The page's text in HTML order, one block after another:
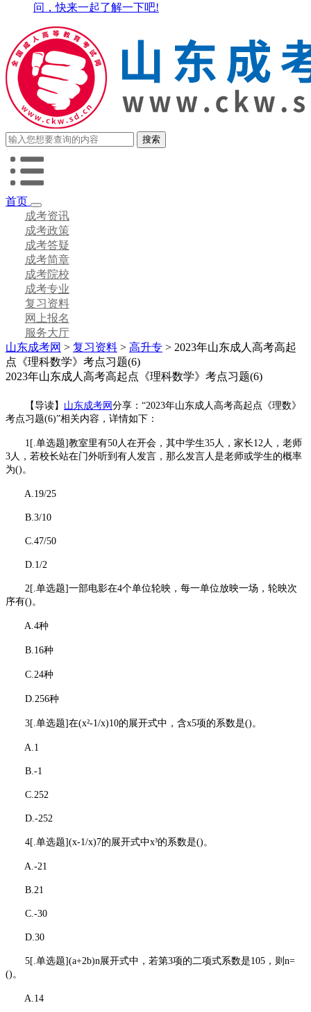
问，快来一起了解一下吧!
首页
成考资讯
成考政策
成考答疑
成考简章
成考院校
成考专业
复习资料
网上报名
服务大厅
山东成考网 > 复习资料 > 高升专 > 2023年山东成人高考高起
点《理科数学》考点习题(6)
2023年山东成人高考高起点《理科数学》考点习题(6)
【导读】 山东成考网 分享：“2023年山东成人高考高起点《理数》
考点习题(6)”相关内容，详情如下：
1[.单选题]教室里有50人在开会，其中学生35人，家长12人，老师
3人，若校长站在门外听到有人发言，那么发言人是老师或学生的概率
为()。
A.19/25
B.3/10
C.47/50
D.1/2
2[.单选题]一部电影在4个单位轮映，每一单位放映一场，轮映次
序有()。
A.4种
B.16种
C.24种
D.256种
3[.单选题]在(x²-1/x)10的展开式中，含x5项的系数是()。
A.1
B.-1
C.252
D.-252
4[.单选题](x-1/x)7的展开式中x³的系数是()。
A.-21
B.21
C.-30
D.30
5[.单选题](a+2b)n展开式中，若第3项的二项式系数是105，则n=
()。
A.14